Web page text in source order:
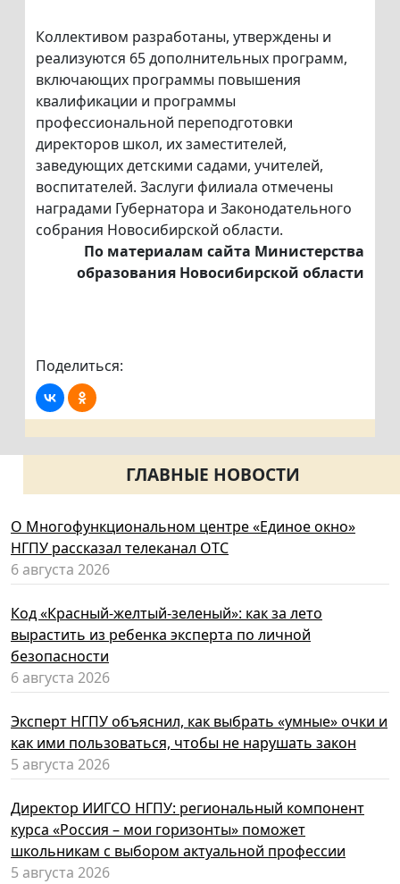
Коллективом разработаны, утверждены и
реализуются 65 дополнительных программ,
включающих программы повышения
квалификации и программы
профессиональной переподготовки
директоров школ, их заместителей,
заведующих детскими садами, учителей,
воспитателей. Заслуги филиала отмечены
наградами Губернатора и Законодательного
собрания Новосибирской области.
По материалам сайта Министерства
образования Новосибирской области
Поделиться:
ГЛАВНЫЕ НОВОСТИ
О Многофункциональном центре «Единое окно»
НГПУ рассказал телеканал ОТС
6 августа 2026
Код «Красный-желтый-зеленый»: как за лето
вырастить из ребенка эксперта по личной
безопасности
6 августа 2026
Эксперт НГПУ объяснил, как выбрать «умные» очки и
как ими пользоваться, чтобы не нарушать закон
5 августа 2026
Директор ИИГСО НГПУ: региональный компонент
курса «Россия – мои горизонты» поможет
школьникам с выбором актуальной профессии
5 августа 2026